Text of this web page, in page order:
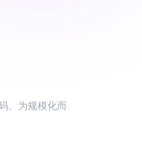
。为规模化而